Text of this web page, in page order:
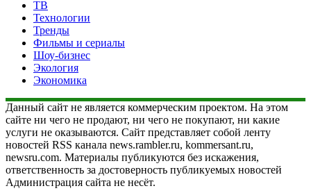
ТВ
Технологии
Тренды
Фильмы и сериалы
Шоу-бизнес
Экология
Экономика
Данный сайт не является коммерческим проектом. На этом
сайте ни чего не продают, ни чего не покупают, ни какие
услуги не оказываются. Сайт представляет собой ленту
новостей RSS канала news.rambler.ru, kommersant.ru,
newsru.com. Материалы публикуются без искажения,
ответственность за достоверность публикуемых новостей
Администрация сайта не несёт.